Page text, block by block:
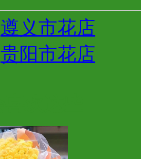
遵义市花店
贵阳市花店